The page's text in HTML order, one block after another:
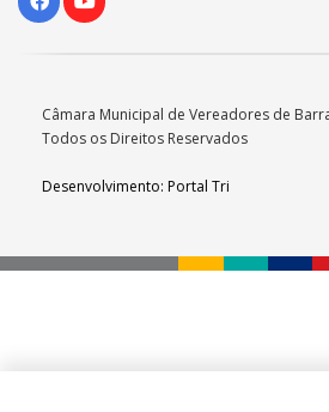
Câmara Municipal de Vereadores de
Todos os Direitos Reservados
Desenvolvimento: Portal Tri